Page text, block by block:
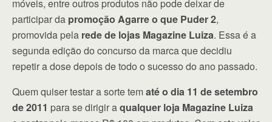
móveis, entre outros produtos não pode deixar de
participar da promoção Agarre o que Puder 2,
promovida pela rede de lojas Magazine Luiza. Essa é a
segunda edição do concurso da marca que decidiu
repetir a dose depois de todo o sucesso do ano passado.
Quem quiser testar a sorte tematé o dia 11 de setembro
de 2011 para se dirigir aqualquer loja Magazine Luiza